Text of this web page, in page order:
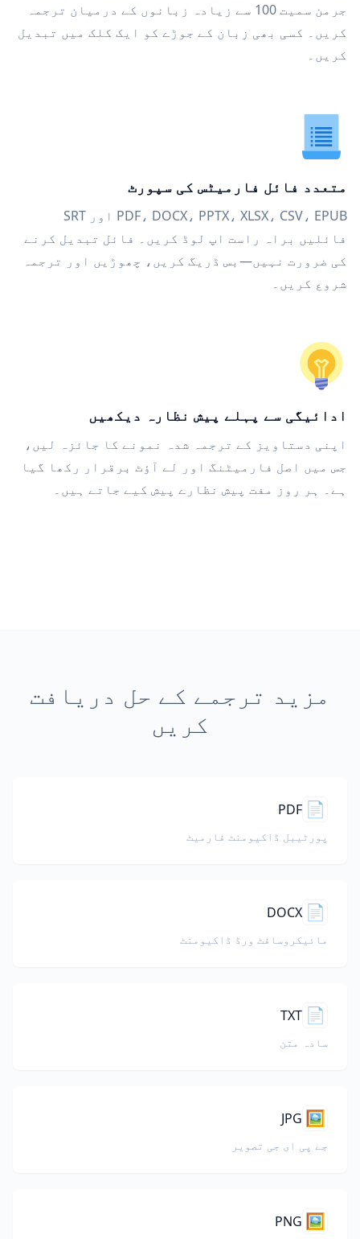
جرمن سمیت 100 سے زیادہ زبانوں کے درمیان ترجمہ
کریں۔ کسی بھی زبان کے جوڑے کو ایک کلک میں تبدیل
کریں۔
متعدد فائل فارمیٹس کی سپورٹ
PDF، DOCX، PPTX، XLSX، CSV، EPUB اور SRT
فائلیں براہ راست اپ لوڈ کریں۔ فائل تبدیل کرنے
کی ضرورت نہیں—بس ڈریگ کریں، چھوڑیں اور ترجمہ
شروع کریں۔
ادائیگی سے پہلے پیش نظارہ دیکھیں
اپنی دستاویز کے ترجمہ شدہ نمونے کا جائزہ لیں،
جس میں اصل فارمیٹنگ اور لے آؤٹ برقرار رکھا گیا
ہے۔ ہر روز مفت پیش نظارے پیش کیے جاتے ہیں۔
مزید ترجمے کے حل دریافت
کریں
📄
PDF
پورٹیبل ڈاکیومنٹ فارمیٹ
📄
DOCX
مائیکروسافٹ ورڈ ڈاکیومنٹ
📄
TXT
سادہ متن
🖼️
JPG
جے پی ای جی تصویر
🖼️
PNG